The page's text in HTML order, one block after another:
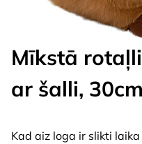
Mīkstā
ar šalli, 30cm
Kad aiz loga ir slikti